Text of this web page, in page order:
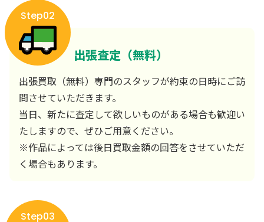
Step02
出張査定（無料）
出張買取（無料）専門のスタッフが約束の日時にご訪
問させていただきます。
当日、新たに査定して欲しいものがある場合も歓迎い
たしますので、ぜひご用意ください。
※作品によっては後日買取金額の回答をさせていただ
く場合もあります。
Step03